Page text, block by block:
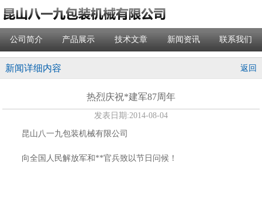
公司简介 产品展示 技术文章 新闻资讯 联系我们
新闻详细内容 返回
热烈庆祝*建军87周年
发表日期:2014-08-04
昆山八一九包装机械有限公司
向全国人民解放军和**官兵致以节日问候！